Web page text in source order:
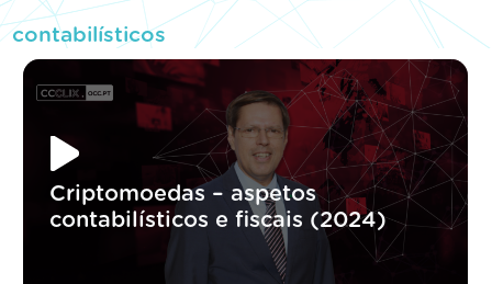
contabilísticos
Criptomoedas – aspetos
contabilísticos e fiscais (2024)